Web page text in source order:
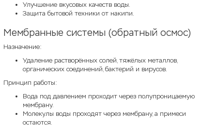
Улучшение вкусовых качеств воды.
Защита бытовой техники от накипи.
Мембранные системы (обратный осмос)
Назначение:
Удаление растворённых солей, тяжёлых металлов,
органических соединений, бактерий и вирусов.
Принцип работы:
Вода под давлением проходит через полупроницаемую
мембрану.
Молекулы воды проходят через мембрану, а примеси
остаются.